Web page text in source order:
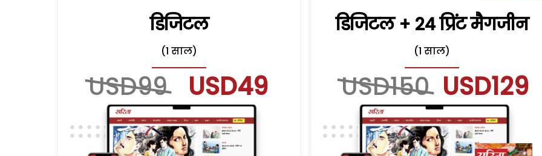
डिजिटल
(1 साल)
USD99 USD49
डिजिटल + 24 प्रिंट मैगजीन
(1 साल)
USD150 USD129